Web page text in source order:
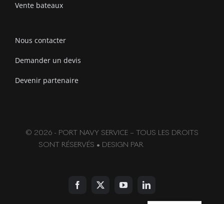
Vente bateaux
Nous contacter
Demander un devis
Devenir partenaire
© 2026 - PORT NAVY SERVICE – TOUS LES DROITS
SONT RÉSERVÉS • DESIGN PAR